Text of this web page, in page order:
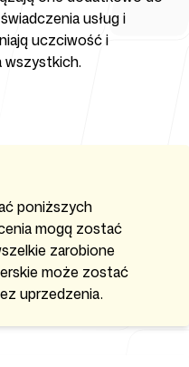
usług i
uczciwość i
wszystkich.
poniższych
mogą zostać
zarobione
może zostać
uprzedzenia.